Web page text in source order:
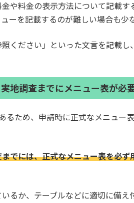
や料金の表示方法について記載す
ーを記載するのが難しい場合も少
ください」といった文言を記載し
地調査までにメニュー表が必
るため、申請時に正式なメニュー
でには、正式なメニュー表を必ず
るか、テーブルなどに適切に備え